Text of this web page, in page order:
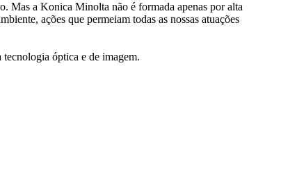
Mas a Konica Minolta não é formada apenas por alta
ações que permeiam todas as nossas atuações
óptica e de imagem.